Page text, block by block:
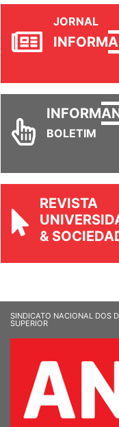
JORNAL
INFORM
INFORM
BOLETIM
REVISTA
&
SINDICATO NACIONAL DOS
SUPERIOR